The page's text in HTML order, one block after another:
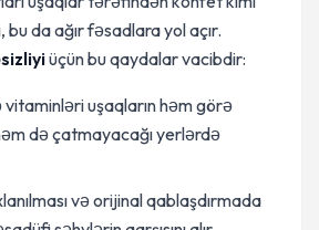
da ağır fəsadlara yol açır.
üçün bu qaydalar vacibdir:
vitaminləri uşaqların həm görə
də çatmayacağı yerlərdə
və orijinal qablaşdırmada